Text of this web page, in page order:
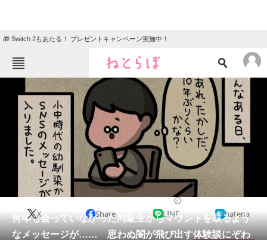
🎁 Switch 2もあたる！ プレゼントキャンペーン実施中！
ねとらぼメニュー
ニュース
エンタメ クイズ
グルメ 地域
教育・育児
リサーチ
会員記事
何年も会っていなかった同級生からマウントを取るよう
なメッセージが…… 思わぬ闇が飛び出す体験談にぞわ
X Share LINE hatena